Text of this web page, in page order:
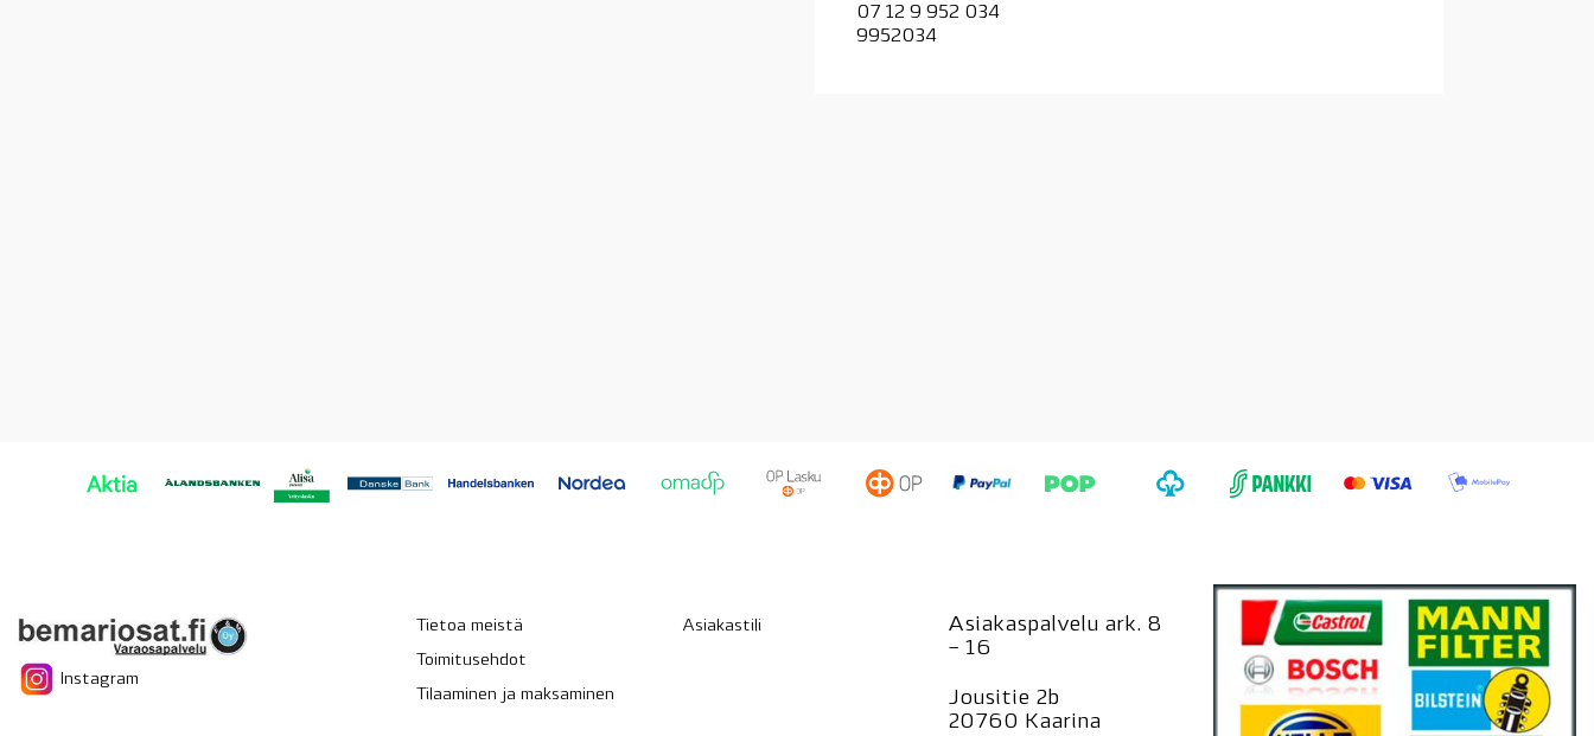
07 12 9 952 034
9952034
Instagram
Tietoa meistä
Toimitusehdot
Tilaaminen ja maksaminen
Asiakastili
Asiakaspalvelu ark. 8
– 16
Jousitie 2b
20760 Kaarina